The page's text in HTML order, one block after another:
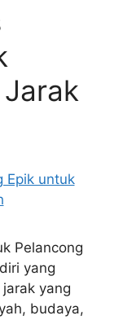
Pelancong
yang
yang
budaya,